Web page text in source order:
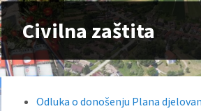
Civilna zaštita
Odluka o donošenju Plana